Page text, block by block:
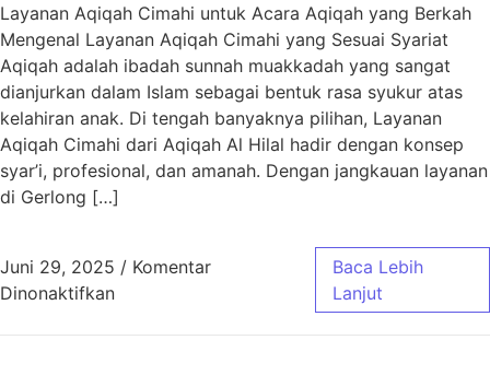
Layanan Aqiqah Cimahi untuk Acara Aqiqah yang Berkah
Mengenal Layanan Aqiqah Cimahi yang Sesuai Syariat
Aqiqah adalah ibadah sunnah muakkadah yang sangat
dianjurkan dalam Islam sebagai bentuk rasa syukur atas
kelahiran anak. Di tengah banyaknya pilihan, Layanan
Aqiqah Cimahi dari Aqiqah Al Hilal hadir dengan konsep
syar’i, profesional, dan amanah. Dengan jangkauan layanan
di Gerlong […]
Juni 29, 2025 / Komentar
Dinonaktifkanpada Layanan Aqiqah Cimahi untuk Acara
Baca Lebih
Lanjut